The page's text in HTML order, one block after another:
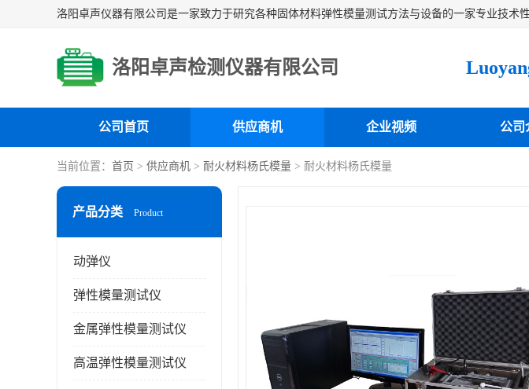
洛阳卓声检测仪器有限公司
公司首页 供应商机 企业视频 公司
当前位置： 首页 > 供应商机 > 耐火材料杨氏模量 > 耐火材料杨氏模量
产品分类 Product
动弹仪
弹性模量测试仪
金属弹性模量测试仪
高温弹性模量测试仪